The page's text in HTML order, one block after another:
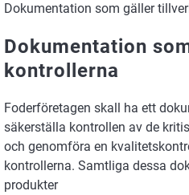
Dokumentation som gäller
Dokumentation
kontrollerna
Foderföretagen skall ha ett
säkerställa kontrollen av de
och genomföra en
kontrollerna. Samtliga dessa
produkter